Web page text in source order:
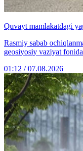
Quvayt mamlakatdagi
Rasmiy sabab
geosiyosiy vaziyat
01:12 / 07.08.2026